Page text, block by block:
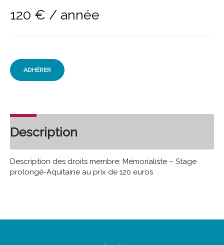
120 € / année
ADHÉRER
Description
Description des droits membre: Mémorialiste – Stage
prolongé-Aquitaine au prix de 120 euros